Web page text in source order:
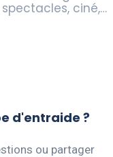
ciné,…
d'entraide ?
ou partager